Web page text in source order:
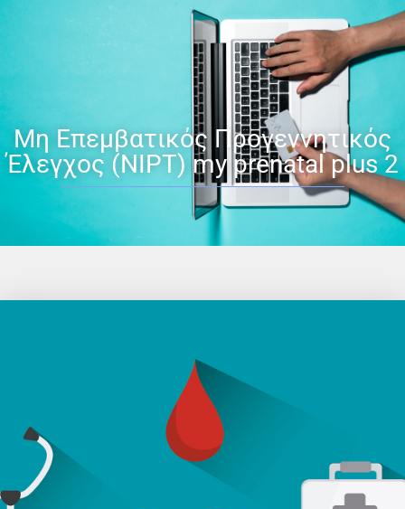
Μη Επεμβατικός Προγεννητικός
Έλεγχος (ΝΙPT) my prenatal plus 2